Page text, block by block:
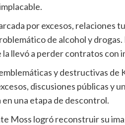
por excesos, relaciones
de alcohol y
la llevó a perder contratos con
y destructivas
discusiones públicas y
una etapa de descontrol.
Moss logró reconstruir su